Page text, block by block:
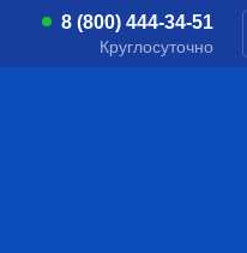
8 (800) 444-34-51
Круглосуточно